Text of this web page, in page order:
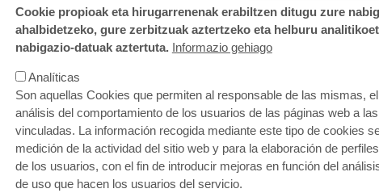
2025-07-30
Euskarabentura es un campamento de verano
Cookie propioak eta hirugarrenenak erabiltzen ditugu zure
ahalbidetzeko, gure zerbitzuak aztertzeko eta helburu
nabigazio-datuak aztertuta. Informazio gehiago
Analíticas
Son aquellas Cookies que permiten al responsable de las mismas,
análisis del comportamiento de los usuarios de las páginas web a
vinculadas. La información recogida mediante este tipo de cookies
medición de la actividad del sitio web y para la elaboración de
de los usuarios, con el fin de introducir mejoras en función del
de uso que hacen los usuarios del servicio.